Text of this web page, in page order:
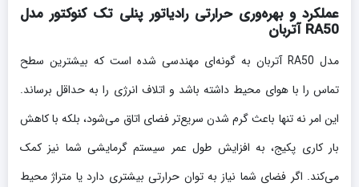
عملکرد و بهره‌وری حرارتی رادیاتور پنلی تک کنوکتور مدل
RA50 آتربان
مدل RA50 آتربان به گونه‌ای مهندسی شده است که بیشترین سطح
تماس را با هوای محیط داشته باشد و اتلاف انرژی را به حداقل برساند.
این امر نه تنها باعث گرم شدن سریع‌تر فضای اتاق می‌شود، بلکه با کاهش
بار کاری پکیج، به افزایش طول عمر سیستم گرمایشی شما نیز کمک
می‌کند. اگر فضای شما نیاز به توان حرارتی بیشتری دارد یا متراژ محیط